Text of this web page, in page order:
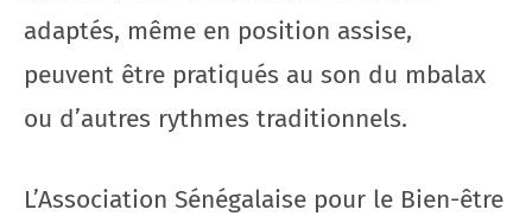
adaptés, même en position assise,
peuvent être pratiqués au son du mbalax
ou d’autres rythmes traditionnels.
L’Association Sénégalaise pour le Bien-être